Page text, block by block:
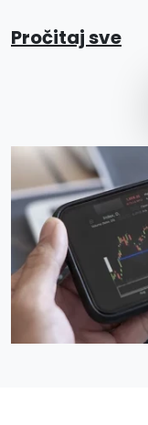
Pročitaj sve